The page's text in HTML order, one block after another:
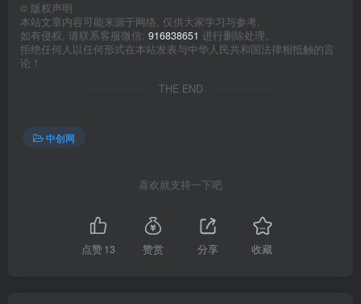
© 版权声明
本站文章内容可能来源于网络, 仅供大家学习与参考,
如有侵权, 请联系客服微信: 916838651 进行删除处理。
拒绝任何人以任何形式在本站发表与中华人民共和国法律相抵触的言
论！
THE END
中创网
喜欢就支持一下吧
点赞13 赞赏 分享 收藏